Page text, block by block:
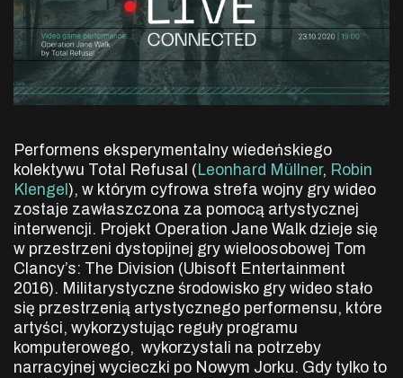
Performens eksperymentalny wiedeńskiego
kolektywu Total Refusal ( Leonhard Müllner, Robin
Klengel ), w którym cyfrowa strefa wojny gry wideo
zostaje zawłaszczona za pomocą artystycznej
interwencji. Projekt Operation Jane Walk dzieje się
w przestrzeni dystopijnej gry wieloosobowej Tom
Clancy’s: The Division (Ubisoft Entertainment
2016). Militarystyczne środowisko gry wideo stało
się przestrzenią artystycznego performensu, które
artyści, wykorzystując reguły programu
komputerowego, wykorzystali na potrzeby
narracyjnej wycieczki po Nowym Jorku. Gdy tylko to